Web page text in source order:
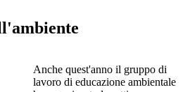
Anche quest'anno il gruppo di
lavoro di educazione ambientale